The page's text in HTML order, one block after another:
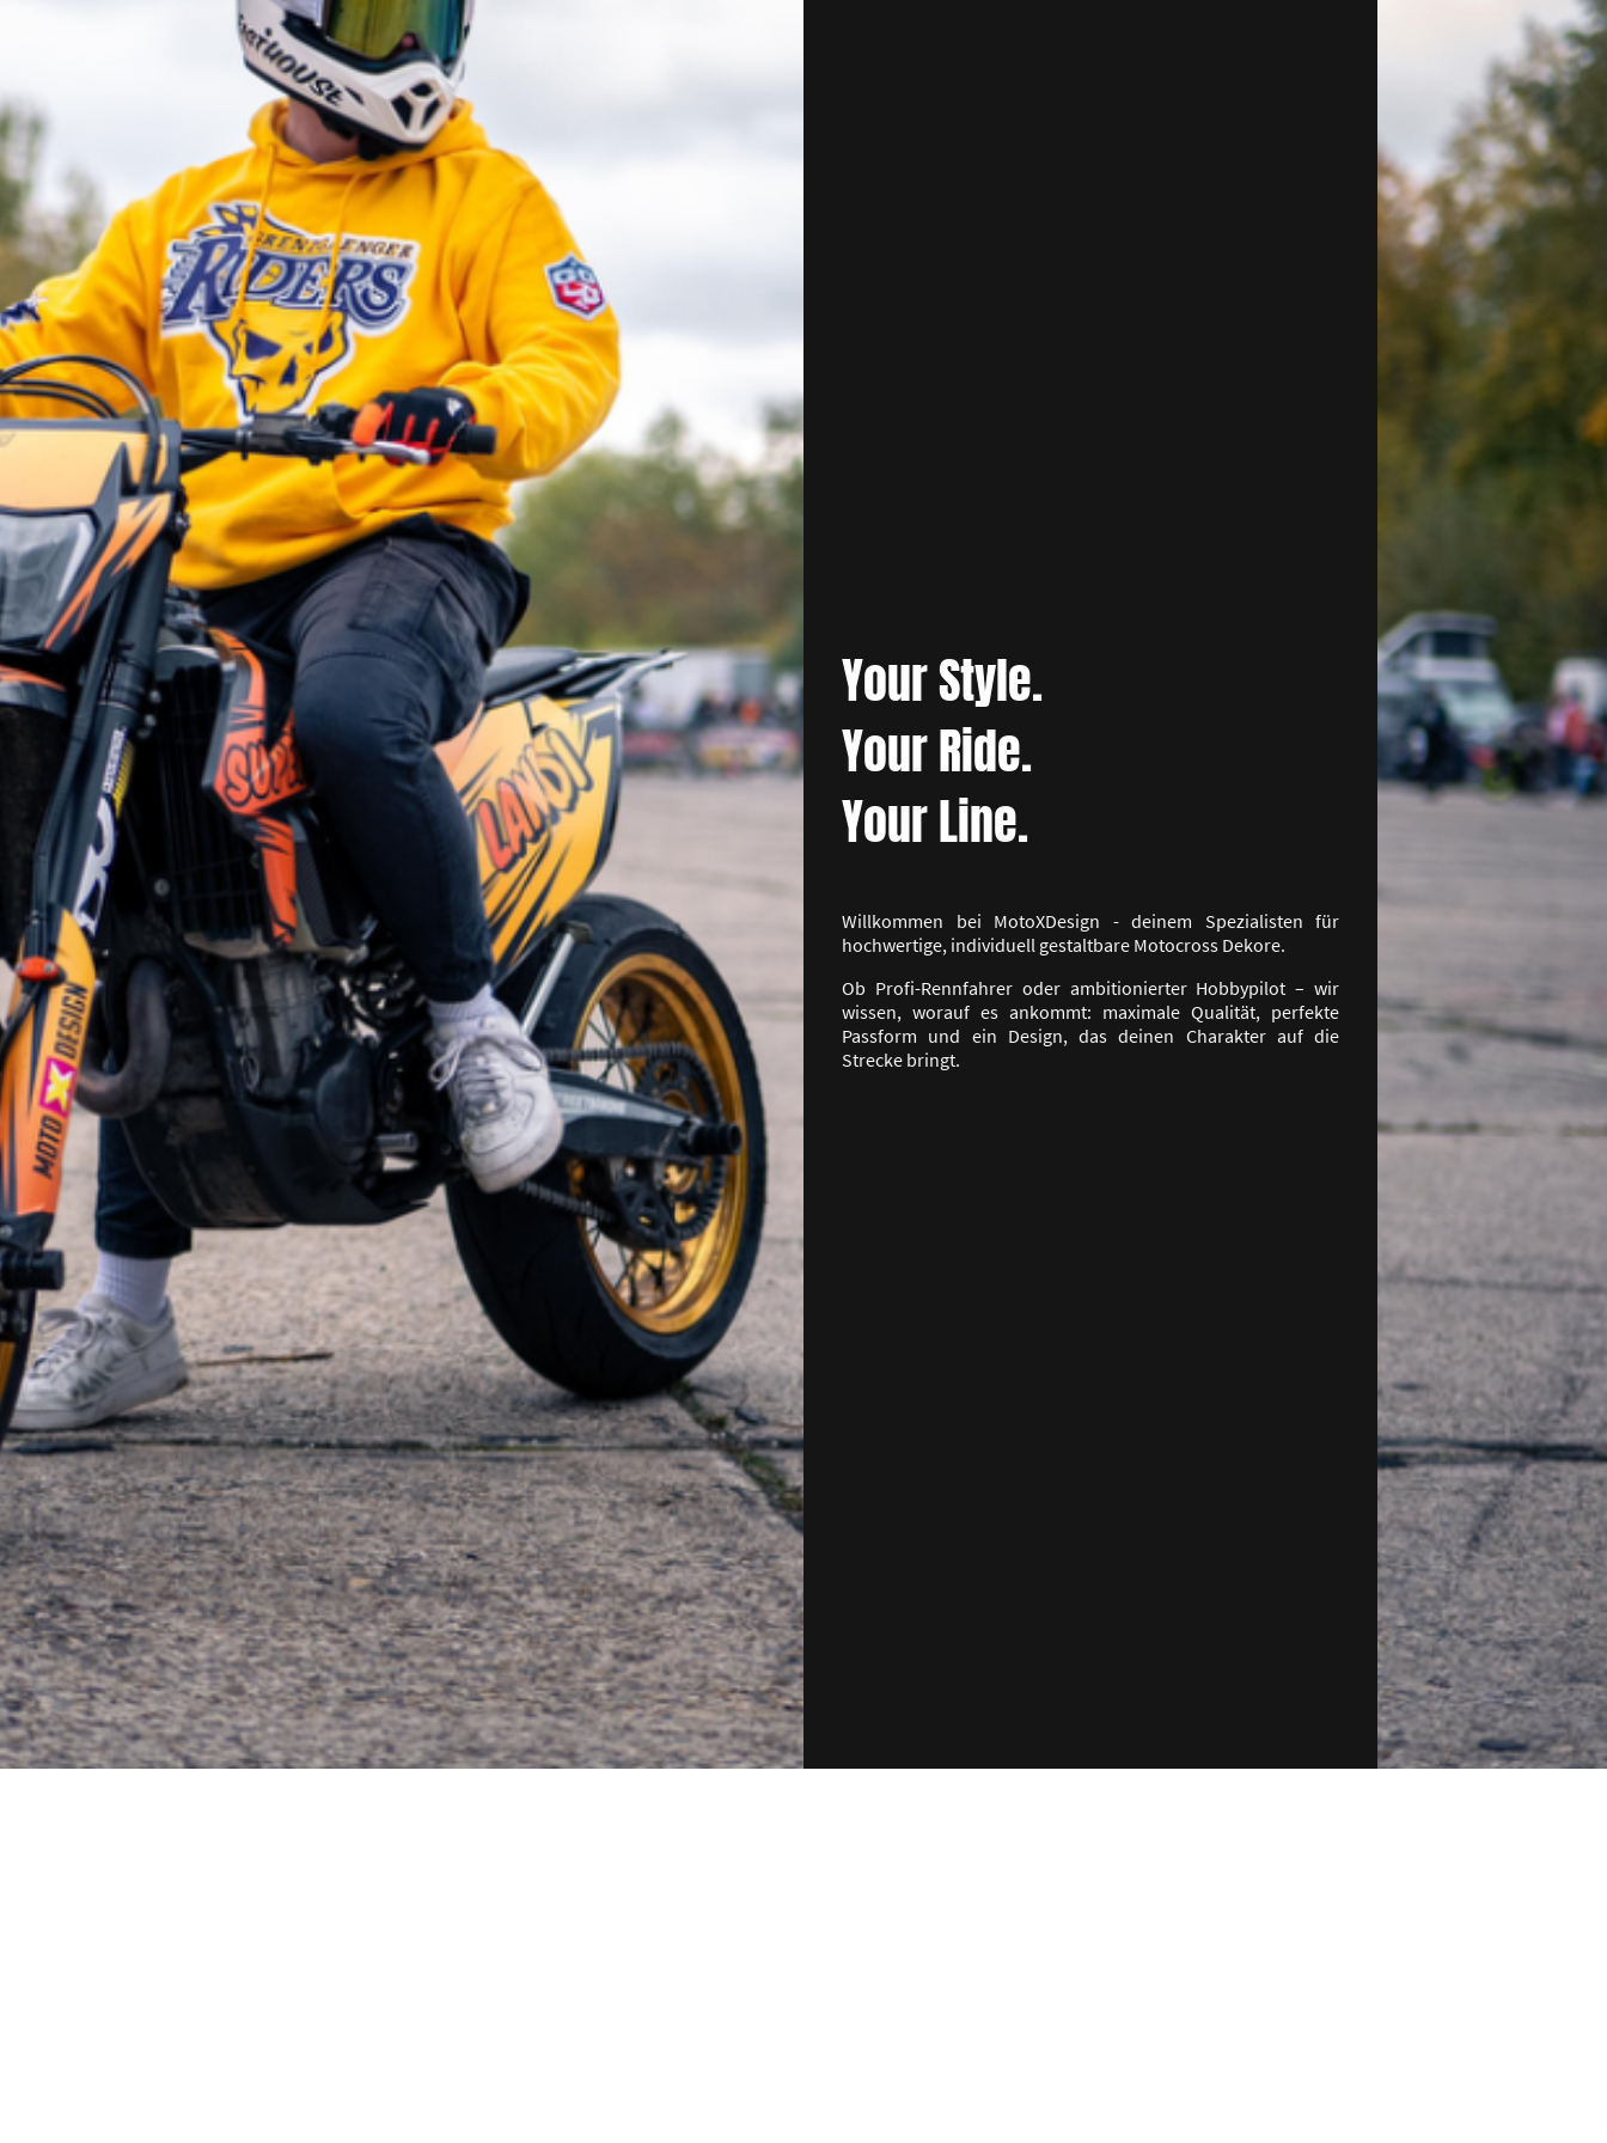
Your Style.
Your Ride.
Your Line.
Willkommen bei MotoXDesign - deinem Spezialisten für
hochwertige, individuell gestaltbare Motocross Dekore.
Ob Profi-Rennfahrer oder ambitionierter Hobbypilot – wir
wissen, worauf es ankommt: maximale Qualität, perfekte
Passform und ein Design, das deinen Charakter auf die
Strecke bringt.